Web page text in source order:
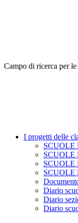
Campo di ricerca per
I progetti delle
SCUOLE
SCUOLE
SCUOLE
SCUOLE
Diario
Diario
Diario